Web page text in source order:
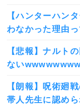
【ハンターハン
わなかった理由
【悲報】ナルト
ない
【朗報】呪術廻
帯人先生に認めら